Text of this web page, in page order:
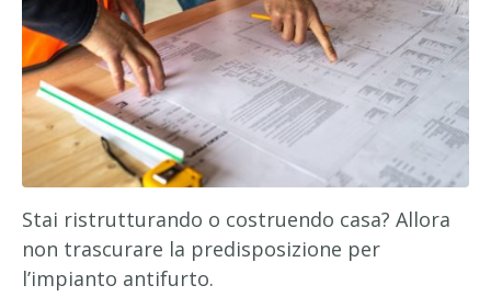
Stai ristrutturando o costruendo casa? Allora
non trascurare la predisposizione per
l’impianto antifurto.